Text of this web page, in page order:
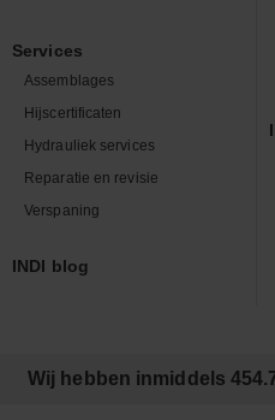
Services
Assemblages
Hijscertificaten
Hydrauliek services
Reparatie en revisie
Verspaning
INDI blog
Wij hebben inmiddels